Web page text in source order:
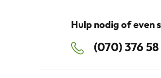
Hulp nodig of even
(070) 376